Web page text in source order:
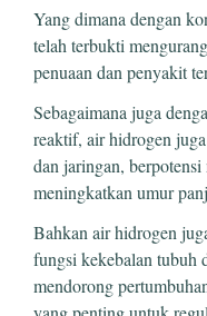
Yang dimana dengan
telah terbukti
penuaan dan penyakit
Sebagaimana juga
reaktif, air hidrogen
dan jaringan, berpotensi
meningkatkan umur
Bahkan air hidrogen
fungsi kekebalan tubuh
mendorong